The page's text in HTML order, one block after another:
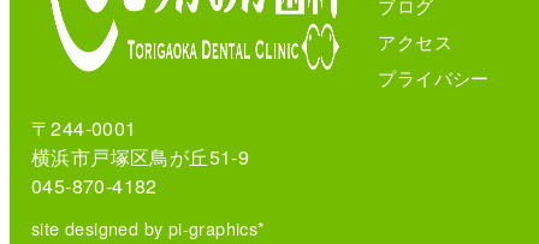
〒244-0001
横浜市戸塚区鳥が丘51-9
045-870-4182
site designed by pi-graphics*
ブログ
アクセス
プライバシー